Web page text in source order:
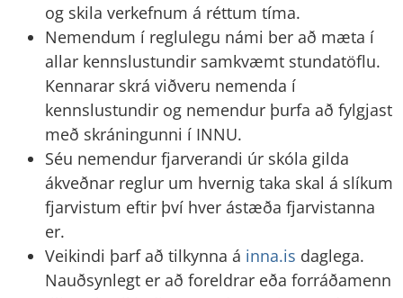
og skila verkefnum á réttum tíma.
Nemendum í reglulegu námi ber að mæta í
allar kennslustundir samkvæmt stundatöflu.
Kennarar skrá viðveru nemenda í
kennslustundir og nemendur þurfa að fylgjast
með skráningunni í INNU.
Séu nemendur fjarverandi úr skóla gilda
ákveðnar reglur um hvernig taka skal á slíkum
fjarvistum eftir því hver ástæða fjarvistanna
er.
Veikindi þarf að tilkynna á inna.is daglega.
Nauðsynlegt er að foreldrar eða forráðamenn